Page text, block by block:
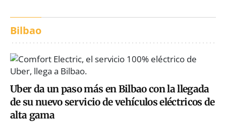
Bilbao
Uber da un paso más en Bilbao con la llegada
de su nuevo servicio de vehículos eléctricos de
alta gama